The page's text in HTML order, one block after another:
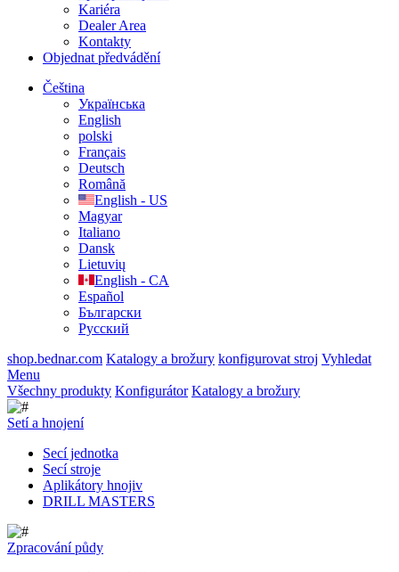
Kariéra
Dealer Area
Kontakty
Objednat předvádění
Čeština
Українська
English
polski
Français
Deutsch
Română
English - US
Magyar
Italiano
Dansk
Lietuvių
English - CA
Español
Български
Русский
shop.bednar.com Katalogy a brožury konfigurovat stroj Vyhledat
Menu
Všechny produkty Konfigurátor Katalogy a brožury
Setí a hnojení
Secí jednotka
Secí stroje
Aplikátory hnojiv
DRILL MASTERS
Zpracování půdy